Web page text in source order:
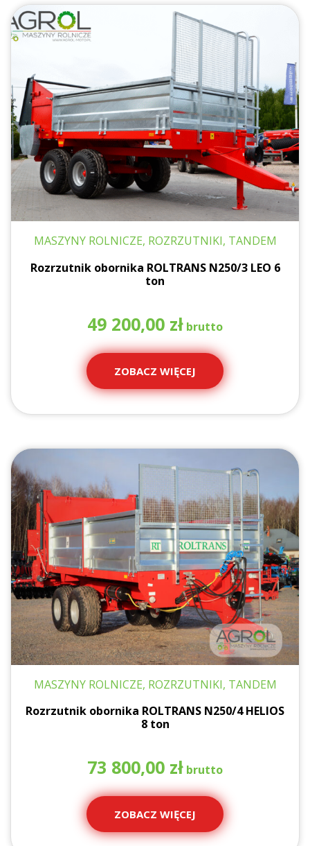
MASZYNY ROLNICZE, ROZRZUTNIKI, TANDEM
Rozrzutnik obornika ROLTRANS N250/3 LEO 6
ton
49 200,00 zł
ZOBACZ WIĘCEJ
MASZYNY ROLNICZE, ROZRZUTNIKI, TANDEM
Rozrzutnik obornika ROLTRANS N250/4 HELIOS
8 ton
73 800,00 zł
ZOBACZ WIĘCEJ